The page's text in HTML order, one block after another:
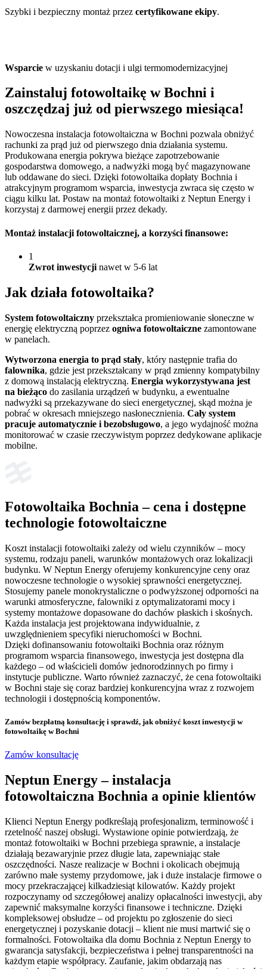
Szybki i bezpieczny montaż przez certyfikowane ekipy.
Wsparcie w uzyskaniu dotacji i ulgi termomodernizacyjnej
Zainstaluj fotowoltaikę w Bochni i
oszczędzaj już od pierwszego miesiąca!
Nowoczesna instalacja fotowoltaiczna w Bochni pozwala obniżyć
rachunki za prąd już od pierwszego dnia działania systemu.
Produkowana energia pokrywa bieżące zapotrzebowanie
gospodarstwa domowego, a nadwyżki mogą być magazynowane
lub oddawane do sieci. Dzięki fotowoltaika dopłaty Bochnia i
atrakcyjnym programom wsparcia, inwestycja zwraca się często w
ciągu kilku lat. Postaw na montaż fotowoltaiki z Neptun Energy i
korzystaj z darmowej energii przez dekady.
Montaż instalacji fotowoltaicznej, a korzyści finansowe:
1
Zwrot inwestycji nawet w 5-6 lat
Jak działa fotowoltaika?
System fotowoltaiczny przekształca promieniowanie słoneczne w
energię elektryczną poprzez ogniwa fotowoltaiczne zamontowane
w panelach.
Wytworzona energia to prąd stały, który następnie trafia do
falownika, gdzie jest przekształcany w prąd zmienny kompatybilny
z domową instalacją elektryczną. Energia wykorzystywana jest
na bieżąco do zasilania urządzeń w budynku, a ewentualne
nadwyżki są przekazywane do sieci energetycznej, skąd można je
pobrać w okresach mniejszego nasłonecznienia. Cały system
pracuje automatycznie i bezobsługowo, a jego wydajność można
monitorować w czasie rzeczywistym poprzez dedykowane aplikacje
mobilne.
Fotowoltaika Bochnia – cena i dostępne
technologie fotowoltaiczne
Koszt instalacji fotowoltaiki zależy od wielu czynników – mocy
systemu, rodzaju paneli, warunków montażowych oraz lokalizacji
budynku. W Neptun Energy oferujemy konkurencyjne ceny oraz
nowoczesne technologie o wysokiej sprawności energetycznej.
Stosujemy panele monokrystaliczne o podwyższonej odporności na
warunki atmosferyczne, falowniki z optymalizatorami mocy i
systemy montażowe dopasowane do dachów płaskich i skośnych.
Każda instalacja jest projektowana indywidualnie, z
uwzględnieniem specyfiki nieruchomości w Bochni.
Dzięki dofinansowaniu fotowoltaiki Bochnia oraz różnym
programom wsparcia finansowego, inwestycja jest dostępna dla
każdego – od właścicieli domów jednorodzinnych po firmy i
instytucje publiczne. Warto również zaznaczyć, że cena fotowoltaiki
w Bochni staje się coraz bardziej konkurencyjna wraz z rozwojem
technologii i dostępnością komponentów.
Zamów bezpłatną konsultację i sprawdź, jak obniżyć koszt inwestycji w
fotowoltaikę w Bochni
Zamów konsultację
Neptun Energy – instalacja
fotowoltaiczna Bochnia a opinie klientów
Klienci Neptun Energy podkreślają profesjonalizm, terminowość i
rzetelność naszej obsługi. Wystawione opinie potwierdzają, że
montaż fotowoltaiki w Bochni przebiega sprawnie, a instalacje
działają bezawaryjnie przez długie lata, zapewniając stałe
oszczędności. Nasze realizacje w Bochni i okolicach obejmują
zarówno małe systemy przydomowe, jak i duże instalacje firmowe o
mocy przekraczającej kilkadziesiąt kilowatów. Każdy projekt
rozpoczynamy od szczegółowej analizy opłacalności inwestycji, aby
zapewnić maksymalne korzyści finansowe i techniczne. Dzięki
kompleksowej obsłudze – od projektu po zgłoszenie do sieci
energetycznej i pozyskanie dotacji – klient nie musi martwić się o
formalności. Fotowoltaika dla domu Bochnia z Neptun Energy to
gwarancja satysfakcji, bezpieczeństwa i pełnej transparentności na
każdym etapie współpracy. Zaufanie, jakim obdarzają nas